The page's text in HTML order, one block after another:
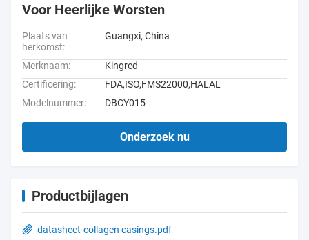
Voor Heerlijke Worsten
Plaats van
herkomst:
Guangxi, China
Merknaam:
Kingred
Certificering:
FDA,ISO,FMS22000,HALAL
Modelnummer:
DBCY015
Onderzoek nu
Productbijlagen
datasheet-collagen casings.pdf